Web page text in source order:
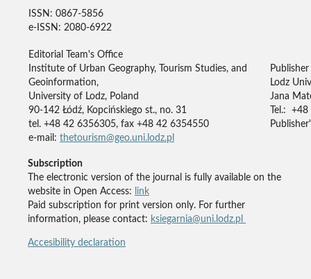
ISSN: 0867-5856
e-ISSN: 2080-6922
Editorial Team's Office
Institute of Urban Geography, Tourism Studies, and
Geoinformation,
University of Lodz, Poland
90-142 Łódź, Kopcińskiego st., no. 31
tel. +48 42 6356305, fax +48 42 6354550
e-mail: thetourism@geo.uni.lodz.pl
Publisher
Lodz
Jana
Tel.:
Subscription
The electronic version of the journal is fully available on the
website in Open Access:
link
Paid subscription for print version only. For further
information, please contact: ksiegarnia@uni.lodz.pl
Accesibility declaration